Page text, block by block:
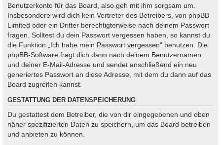
Benutzerkonto für das Board, also geh mit ihm sorgsam um.
Insbesondere wird dich kein Vertreter des Betreibers, von phpBB
Limited oder ein Dritter berechtigterweise nach deinem Passwort
fragen. Solltest du dein Passwort vergessen haben, so kannst du
die Funktion „Ich habe mein Passwort vergessen“ benutzen. Die
phpBB-Software fragt dich dann nach deinem Benutzernamen
und deiner E-Mail-Adresse und sendet anschließend ein neu
generiertes Passwort an diese Adresse, mit dem du dann auf das
Board zugreifen kannst.
GESTATTUNG DER DATENSPEICHERUNG
Du gestattest dem Betreiber, die von dir eingegebenen und oben
näher spezifizierten Daten zu speichern, um das Board betreiben
und anbieten zu können.